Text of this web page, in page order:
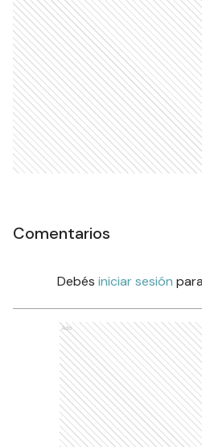
Comentarios
Debés iniciar sesión
Ads